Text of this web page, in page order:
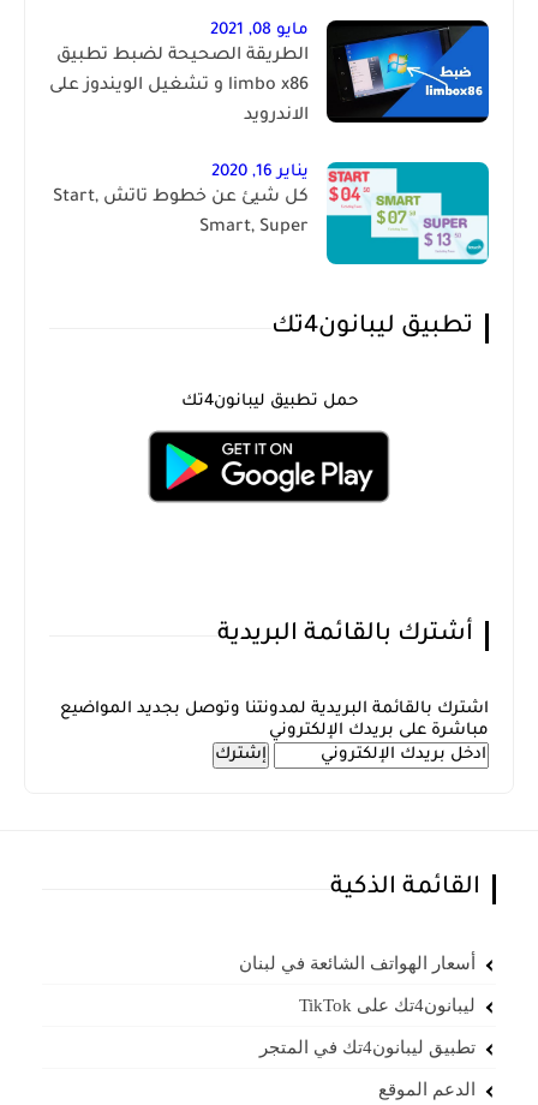
مايو 08, 2021
الطريقة الصحيحة لضبط تطبيق
limbo x86 و تشغيل الويندوز على
الاندرويد
يناير 16, 2020
كل شيئ عن خطوط تاتش Start,
Smart, Super
تطبيق ليبانون4تك
حمل تطبيق ليبانون4تك
أشترك بالقائمة البريدية
اشترك بالقائمة البريدية لمدونتنا وتوصل بجديد المواضيع
مباشرة على بريدك الإلكتروني
القائمة الذكية
أسعار الهواتف الشائعة في لبنان
ليبانون4تك على TikTok
تطبيق ليبانون4تك في المتجر
الدعم الموقع